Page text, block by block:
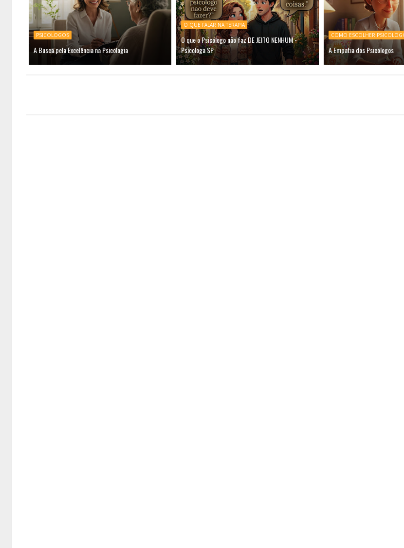
PSICOLOGOS
A Busca pela Excelência na Psicologia
O QUE FALAR NA TERAPIA
O que o Psicólogo não faz DE JEITO NENHUM -
Psicologa SP
COMO ESCOLHER
A Empatia dos Psicólogos